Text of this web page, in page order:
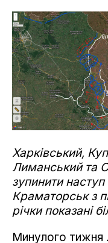
Харківський,
Лиманський та
зупинити
Краматорськ з
річки показані
Минулого тижня